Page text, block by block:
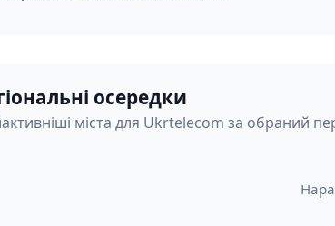
осередки
міста для Ukrtelecom за обраний